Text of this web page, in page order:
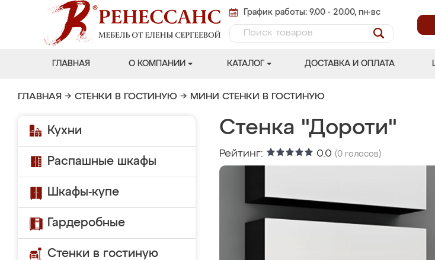
График работы: 9.00 - 20.00, пн-вс
ГЛАВНАЯ О КОМПАНИИ КАТАЛОГ ДОСТАВКА И ОПЛАТА
ГЛАВНАЯ → СТЕНКИ В ГОСТИНУЮ → МИНИ СТЕНКИ В ГОСТИНУЮ
Кухни
Распашные шкафы
Шкафы-купе
Гардеробные
Стенки в гостиную
Стенка "Дороти"
Рейтинг: 0.0 (0 голосов)